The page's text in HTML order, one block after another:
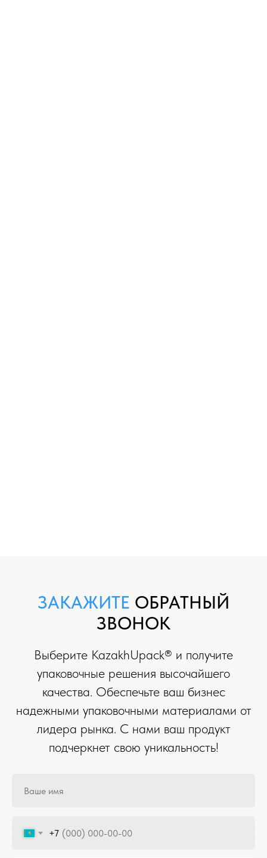
ЗАКАЖИТЕ ОБРАТНЫЙ
ЗВОНОК
Выберите KazakhUpack® и получите
упаковочные решения высочайшего
качества. Обеспечьте ваш бизнес
надежными упаковочными материалами от
лидера рынка. С нами ваш продукт
подчеркнет свою уникальность!
+7